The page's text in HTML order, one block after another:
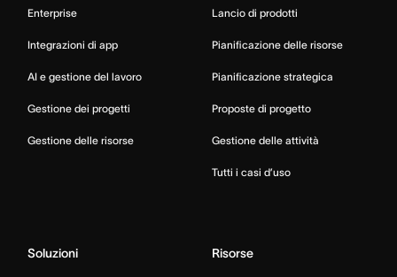
Enterprise
Integrazioni di app
AI e gestione del lavoro
Gestione dei progetti
Gestione delle risorse
Lancio di prodotti
Pianificazione delle risorse
Pianificazione strategica
Proposte di progetto
Gestione delle attività
Tutti i casi d’uso
Soluzioni Risorse